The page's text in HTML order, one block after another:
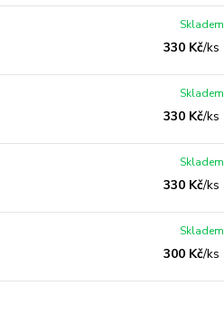
330 Kč/ks
Skladem
330 Kč/ks
Skladem
330 Kč/ks
Skladem
300 Kč/ks
Skladem